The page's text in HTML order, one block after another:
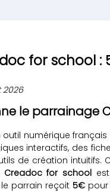
for school
2026
le parrainage
numérique
interactifs, des
de création
Creadoc for schoolest
parrain reçoit 5€pour